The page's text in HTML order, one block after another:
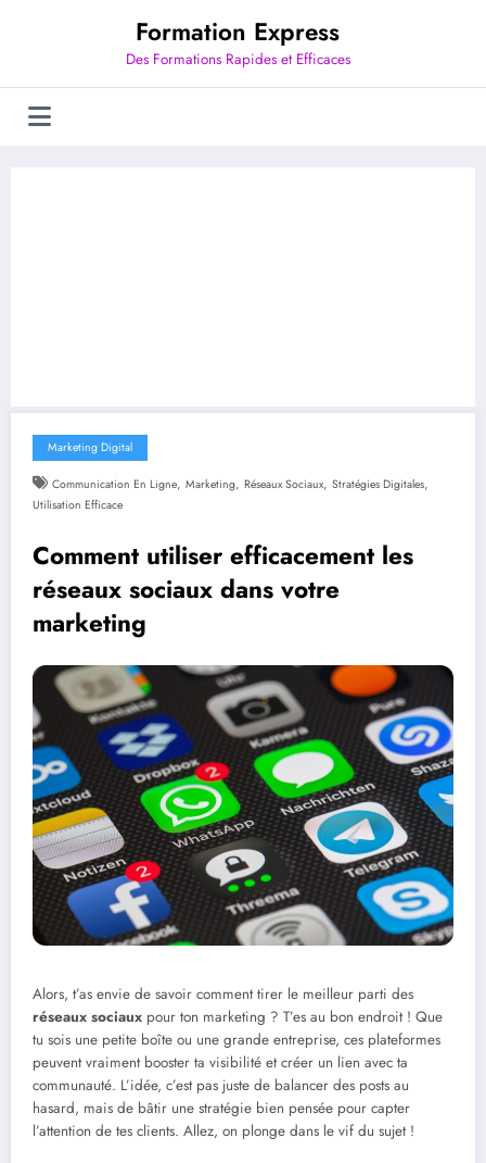
Formation Express
Des Formations Rapides et Efficaces
Marketing Digital
Communication En Ligne, Marketing, Réseaux Sociaux, Stratégies Digitales,
Utilisation Efficace
Comment utiliser efficacement les
réseaux sociaux dans votre
marketing
Alors, t’as envie de savoir comment tirer le meilleur parti des
réseaux sociaux pour ton marketing ? T’es au bon endroit ! Que
tu sois une petite boîte ou une grande entreprise, ces plateformes
peuvent vraiment booster ta visibilité et créer un lien avec ta
communauté. L’idée, c’est pas juste de balancer des posts au
hasard, mais de bâtir une stratégie bien pensée pour capter
l’attention de tes clients. Allez, on plonge dans le vif du sujet !